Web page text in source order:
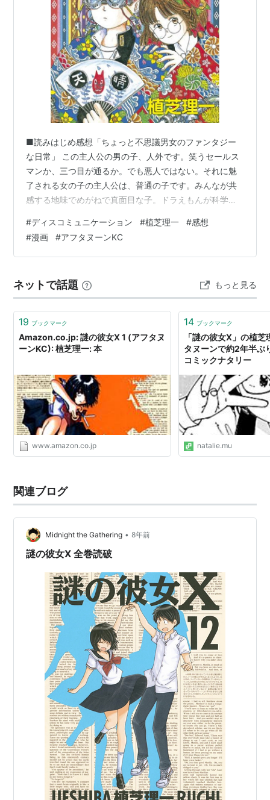
限定版
夢使い
ディスコミュニケーション
新装版
■読みはじめ感想「ちょっと不思議男女のファンタジー
な日常」 この主人公の男の子、人外です。笑うセールス
マンか、三つ目が通るか。でも悪人ではない。それに魅
了される女の子の主人公は、普通の子です。みんなが共
感する地味でめがねで真面目な子。ドラえもんが科学の
力でトンチキな出来事が起こる。決して日常の青春漫画
ではない。 ■そこそこ走った後「作者のセンスで見せる
難解漫画」 いつものように摩訶不思議な短編話だと思っ
は夢の中という異世界に迷い込みます。そうかと思えば
また日常の話に戻って…いや！これもその異世界…
#ディスコミュニケーション #植芝理一 #感想
#漫画 #アフタヌーンKC
ネットで話題 もっと見る
19 ブックマーク
Amazon.co.jp: 謎の彼女X 1 (アフタヌ
ーンKC): 植芝理一: 本
www.amazon.co.jp
14 ブックマーク
「謎の彼女X」の植
タヌーンで約2年半ぶ
コミックナタリー
natalie.mu
関連ブログ
Midnight the Gathering • 8年前
謎の彼女X 全巻読破